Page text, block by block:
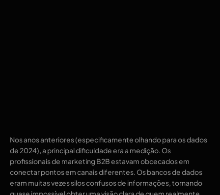
Nos anos anteriores (especificamente olhando para os dados
de 2024), a principal dificuldade era a medição. Os
profissionais de marketing B2B estavam obcecados em
conectar pontos em canais diferentes. Os bancos de dados
eram muitas vezes silos confusos de informações, tornando